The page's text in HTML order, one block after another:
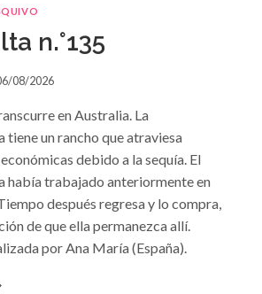
n.°135
08/2026
en Australia. La
tiene un rancho que atraviesa
debido a la sequía. El
había trabajado anteriormente en
después regresa y lo compra,
de que ella permanezca allí.
por Ana María (España).